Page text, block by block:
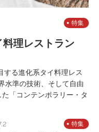
特集
理レストラン
する進化系タイ料理レス
準の技術、そして自由
「コンテンポラリー・タ
特集